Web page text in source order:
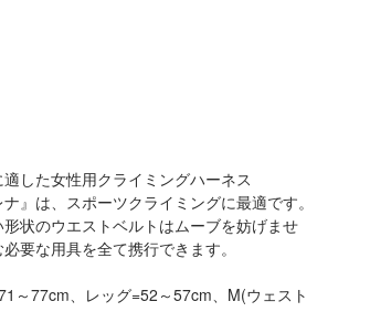
した女性用クライミングハーネス
』は、スポーツクライミングに最適です。
状のウエストベルトはムーブを妨げませ
要な用具を全て携行できます。
～77cm、レッグ=52～57cm、M(ウェスト